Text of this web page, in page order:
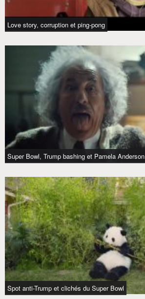
Love story, corruption et ping-pong
Super Bowl, Trump bashing et Pamela Anderson
Spot anti-Trump et clichés du Super Bowl